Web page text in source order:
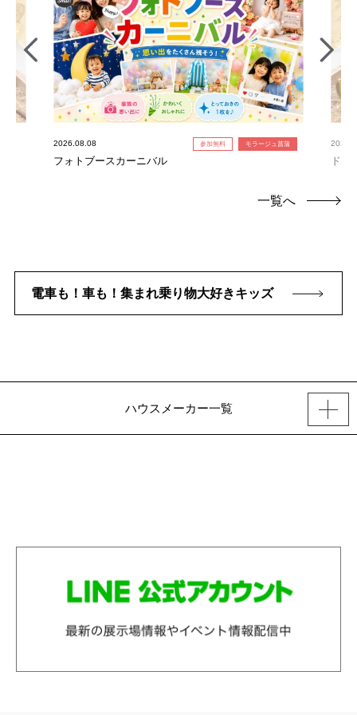
2026.08.08 参加無料 モラージュ菖蒲
フォトブースカーニバル ドキ
一覧へ
電車も！車も！集まれ乗り物大好きキッズ
ハウスメーカー一覧